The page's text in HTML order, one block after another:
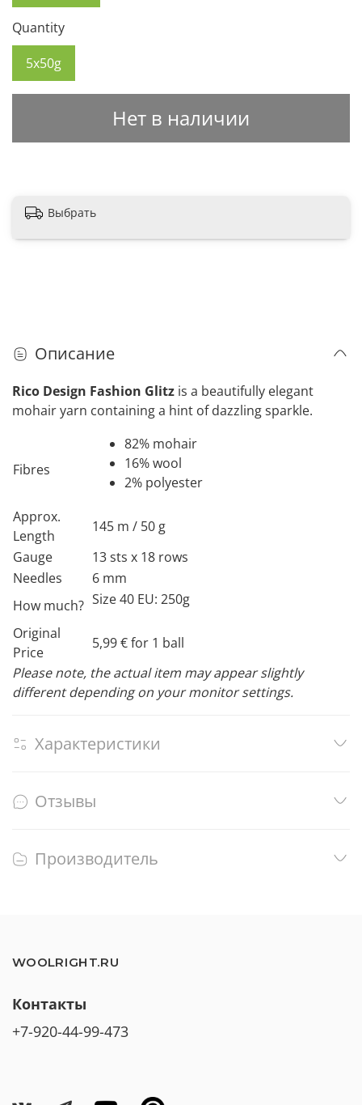
Нет в наличии
Quantity
5x50g
Выбрать
Описание
Rico Design Fashion Glitz is a beautifully elegant
mohair yarn containing a hint of dazzling sparkle.
Fibres
82% mohair
16% wool
2% polyester
Approx.
Length
145 m / 50 g
Gauge
13 sts x 18 rows
Needles
6 mm
How much? Size 40 EU: 250g
Original
Price
5,99 € for 1 ball
Please note, the actual item may appear slightly
different depending on your monitor settings.
Характеристики
Отзывы
Производитель
WOOLRIGHT.RU
Контакты
+7-920-44-99-473